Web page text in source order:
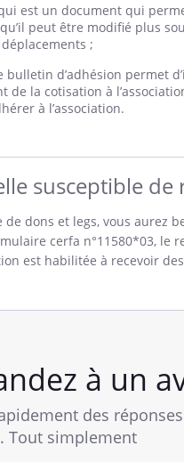
est un document qui
qu’il peut être modifié plus
;
bulletin d’adhésion permet
de la cotisation à
à l’association.
susceptible de
de dons et legs, vous
cerfa n°11580*03,
est habilitée à recevoir
à un
des
Tout simplement